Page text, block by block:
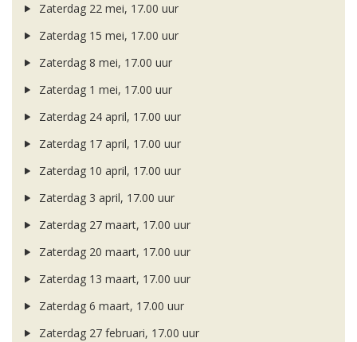
Zaterdag 22 mei, 17.00 uur
Zaterdag 15 mei, 17.00 uur
Zaterdag 8 mei, 17.00 uur
Zaterdag 1 mei, 17.00 uur
Zaterdag 24 april, 17.00 uur
Zaterdag 17 april, 17.00 uur
Zaterdag 10 april, 17.00 uur
Zaterdag 3 april, 17.00 uur
Zaterdag 27 maart, 17.00 uur
Zaterdag 20 maart, 17.00 uur
Zaterdag 13 maart, 17.00 uur
Zaterdag 6 maart, 17.00 uur
Zaterdag 27 februari, 17.00 uur